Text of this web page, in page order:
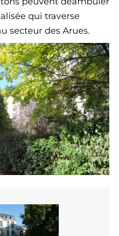
qui traverse
secteur des Arues.